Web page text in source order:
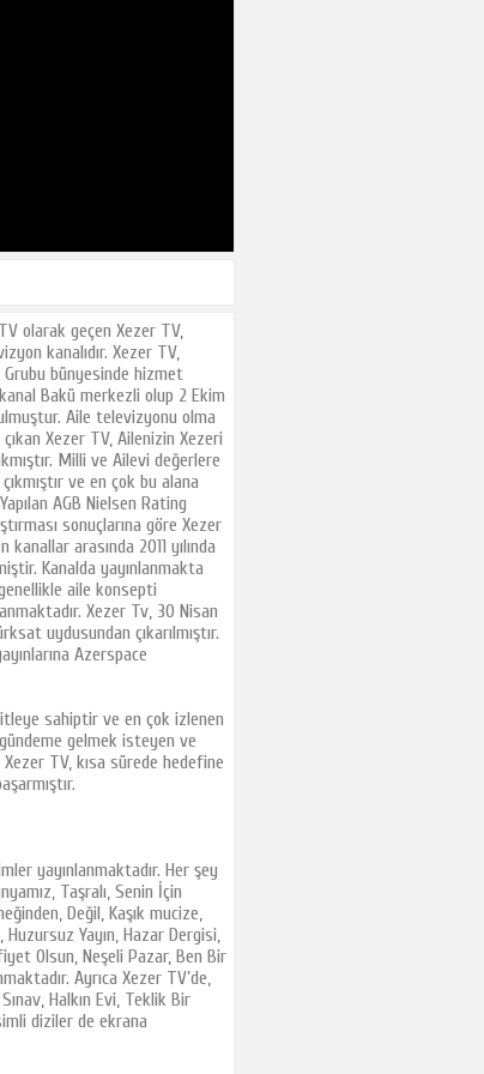
olarak geçen Xezer TV,
kanalıdır. Xezer TV,
Grubu bünyesinde hizmet
Bakü merkezli olup 2 Ekim
Aile televizyonu olma
Xezer TV, Ailenizin Xezeri
Milli ve Ailevi değerlere
ve en çok bu alana
AGB Nielsen Rating
sonuçlarına göre Xezer
kanallar arasında 2011 yılında
Kanalda yayınlanmakta
aile konsepti
Xezer Tv, 30 Nisan
uydusundan çıkarılmıştır.
Azerspace
sahiptir ve en çok izlenen
gelmek isteyen ve
TV, kısa sürede hedefine
yayınlanmaktadır. Her şey
Taşralı, Senin İçin
Değil, Kaşık mucize,
Huzursuz Yayın, Hazar Dergisi,
Olsun, Neşeli Pazar, Ben Bir
Ayrıca Xezer TV’de,
Halkın Evi, Teklik Bir
diziler de ekrana